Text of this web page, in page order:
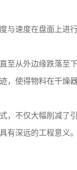
与速度在盘面上进
至从外边缘跌落至
，使得物料在干燥
，不仅大幅削减了
有深远的工程意义。